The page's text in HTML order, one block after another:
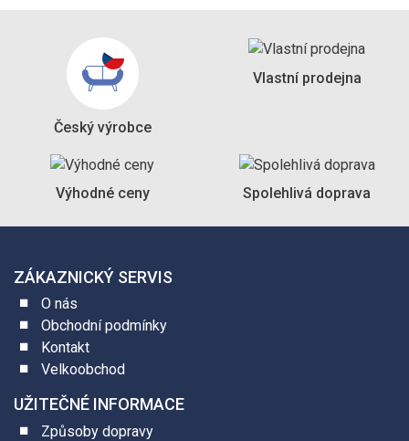
Český výrobce
Vlastní prodejna
Výhodné ceny Spolehlivá doprava
ZÁKAZNICKÝ SERVIS
O nás
Obchodní podmínky
Kontakt
Velkoobchod
UŽITEČNÉ INFORMACE
Způsoby dopravy